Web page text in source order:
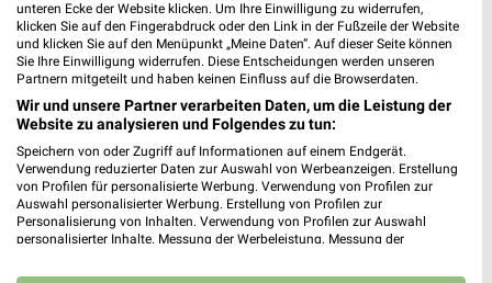
Heute 09:30 - 20:00 Uhr | Geschlossen
500,17 km • Angebote: 2 Prospekte
Tchibo Filiale mit Kaffee Bar München
Hanauer Straße 68
80993 München
Heute 09:00 - 20:00 Uhr | Geschlossen
500,23 km • Angebote: 5 Prospekte
unteren Ecke der Website klicken. Um Ihre Einwilligung zu widerrufen,
klicken Sie auf den Fingerabdruck oder den Link in der Fußzeile der Website
und klicken Sie auf den Menüpunkt „Meine Daten“. Auf dieser Seite können
Sie Ihre Einwilligung widerrufen. Diese Entscheidungen werden unseren
Partnern mitgeteilt und haben keinen Einfluss auf die Browserdaten.
Wir und unsere Partner verarbeiten Daten, um die Leistung der
Website zu analysieren und Folgendes zu tun:
Speichern von oder Zugriff auf Informationen auf einem Endgerät.
Verwendung reduzierter Daten zur Auswahl von Werbeanzeigen. Erstellung
von Profilen für personalisierte Werbung. Verwendung von Profilen zur
Auswahl personalisierter Werbung. Erstellung von Profilen zur
Personalisierung von Inhalten. Verwendung von Profilen zur Auswahl
personalisierter Inhalte. Messung der Werbeleistung. Messung der
Kombinationen von Daten aus verschiedenen Quellen. Entwicklung und